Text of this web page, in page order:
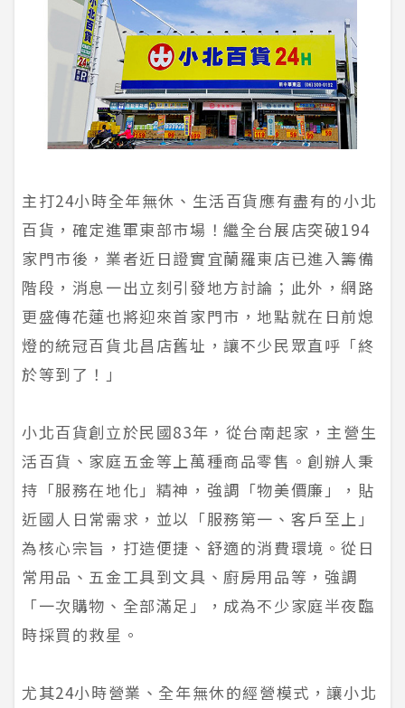
主打24小時全年無休、生活百貨應有盡有的小北
百貨，確定進軍東部市場！繼全台展店突破194
家門市後，業者近日證實宜蘭羅東店已進入籌備
階段，消息一出立刻引發地方討論；此外，網路
更盛傳花蓮也將迎來首家門市，地點就在日前熄
燈的統冠百貨北昌店舊址，讓不少民眾直呼「終
於等到了！」
小北百貨創立於民國83年，從台南起家，主營生
活百貨、家庭五金等上萬種商品零售。創辦人秉
持「服務在地化」精神，強調「物美價廉」，貼
近國人日常需求，並以「服務第一、客戶至上」
為核心宗旨，打造便捷、舒適的消費環境。從日
常用品、五金工具到文具、廚房用品等，強調
「一次購物、全部滿足」，成為不少家庭半夜臨
時採買的救星。
尤其24小時營業、全年無休的經營模式，讓小北